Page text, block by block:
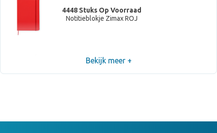
4448 Stuks Op Voorraad
Notitieblokje Zimax ROJ
1054 Stuks Op Voorraad
Notitieblokje Zimax BLA
7174 Stuks Op Voorraad
Bekijk meer +